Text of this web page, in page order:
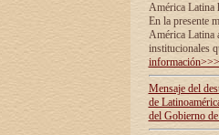
América Latina
En la presente
América Latina
institucionales
información>>>
Mensaje del
de
del Gobierno